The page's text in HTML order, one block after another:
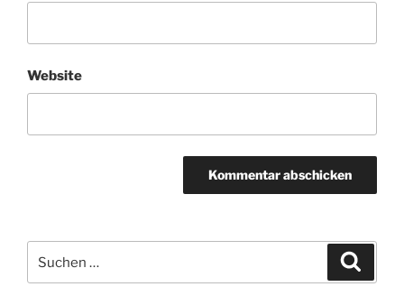
Website
nach: